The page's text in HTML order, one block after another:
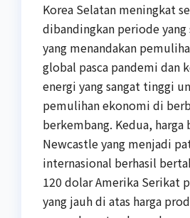
Korea Selatan meningkat
dibandingkan periode yang
yang menandakan
global pasca pandemi dan
energi yang sangat tinggi
pemulihan ekonomi di
berkembang. Kedua, harga
Newcastle yang menjadi
internasional berhasil
120 dolar Amerika Serikat
yang jauh di atas harga